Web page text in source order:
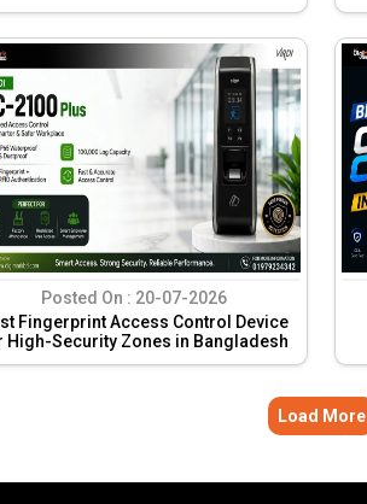
Posted On : 20-07-2026
Fingerprint Access Control Device
High-Security Zones in Bangladesh
Load More